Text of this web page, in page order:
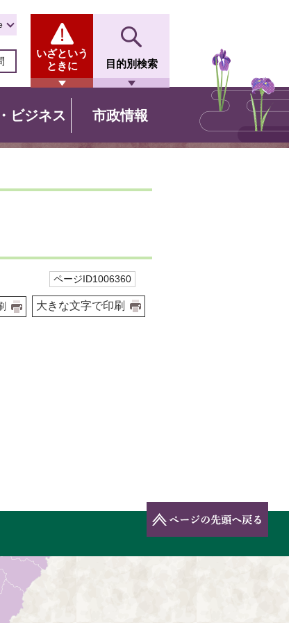
いざという
ときに
目的別検索
ビジネス 市政情報
ページID1006360
大きな文字で印刷